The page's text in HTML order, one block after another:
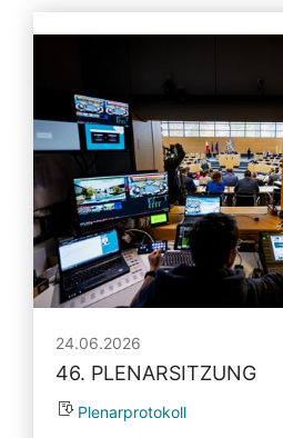
24.06.2026
46. PLENARSITZUNG
Plenarprotokoll